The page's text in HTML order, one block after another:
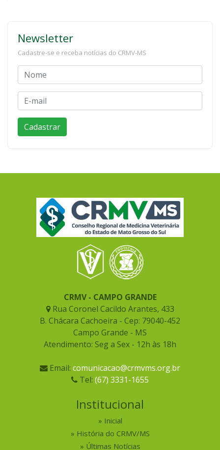
Newsletter
Cadastre-se e receba notícias do CRMV-MS
CRMV - CAMPO GRANDE
Rua Coronel Cacildo Arantes, 433
B. Chácara Cachoeira - Cep: 79040-452
Campo Grande - MS
Atendimento: Seg a Sex - 12h às 18h
Email: comunicacao@crmvms.org.br
Tel: (67) 3331-1655
Institucional
Inicial
História do CRMV/MS
Últimas Notícias